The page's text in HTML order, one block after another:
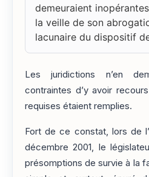
demeuraient
la veille de son
lacunaire du dispositif
Les juridictions n’en
contraintes d’y avoir
requises étaient remplies.
Fort de ce constat, lors de
décembre 2001, le
présomptions de survie à la